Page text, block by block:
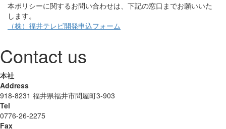
本ポリシーに関するお問い合わせは、下記の窓口までお願いいた
します。
（株）福井テレビ開発申込フォーム
Contact us
本社
Address
918-8231 福井県福井市問屋町3-903
Tel
0776-26-2275
Fax